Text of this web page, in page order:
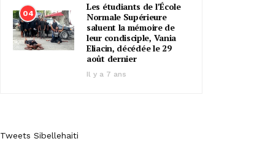
04
Les étudiants de l’École
Normale Supérieure
saluent la mémoire de
leur condisciple, Vania
Eliacin, décédée le 29
août dernier
Il y a 7 ans
Tweets Sibellehaiti